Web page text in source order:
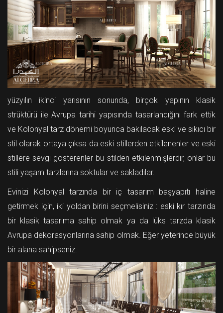
yüzyılın ikinci yarısının sonunda, birçok yapının klasik
strüktürü ile Avrupa tarihi yapısında tasarlandığını fark ettik
ve Kolonyal tarz dönemi boyunca bakılacak eski ve sıkıcı bir
stil olarak ortaya çıksa da eski stillerden etkilenenler ve eski
stillere sevgi gösterenler bu stilden etkilenmişlerdir, onlar bu
stili yaşam tarzlarına soktular ve sakladılar.
Evinizi Kolonyal tarzında bir iç tasarım başyapıtı haline
getirmek için, iki yoldan birini seçmelisiniz : eski kır tarzında
bir klasik tasarıma sahip olmak ya da lüks tarzda klasik
Avrupa dekorasyonlarına sahip olmak. Eğer yeterince büyük
bir alana sahipseniz.